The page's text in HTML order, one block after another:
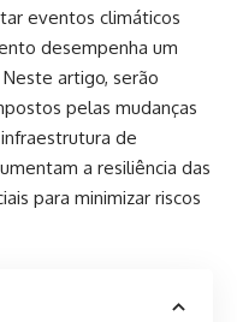
eventos climáticos
desempenha um
artigo, serão
pelas mudanças
de
a resiliência das
para minimizar riscos